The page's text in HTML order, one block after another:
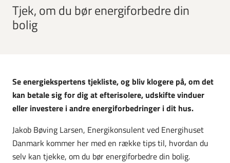
Tjek, om du bør energiforbedre din
bolig
Se energiekspertens tjekliste, og bliv klogere på, om det
kan betale sig for dig at efterisolere, udskifte vinduer
eller investere i andre energiforbedringer i dit hus.
Jakob Bøving Larsen, Energikonsulent ved Energihuset
Danmark kommer her med en række tips til, hvordan du
selv kan tjekke, om du bør energiforbedre din bolig.